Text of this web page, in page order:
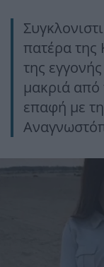
πατέρα της
της
μακριά από
επαφή με